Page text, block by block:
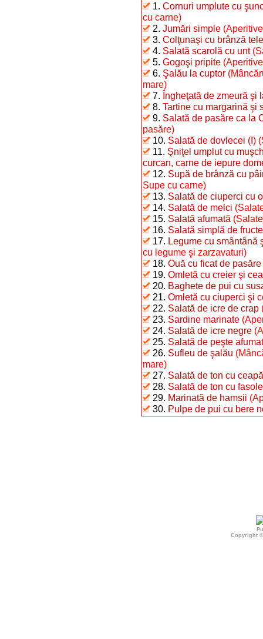
1. Cornuri umplute cu
cu carne)
2. Jumări simple
3. Colţunaşi cu brânză
4. Salată scarolă cu unt
5. Gogoşi pripite
6. Şalău la cuptor
mare)
7. Îngheţată de zmeură şi
8. Tartine cu margarină şi
9. Salată de pasăre ca la
pasăre)
10. Salată de dovlecei (I)
11. Şniţel umplut cu
curcan, carne de iepure
12. Supă de brânză cu
Supe cu carne)
13. Salată de ciuperci cu
14. Salată de melci
15. Salată afumată
16. Salată simplă de fructe
17. Legume cu smântână
cu legume şi zarzavaturi)
18. Ouă cu ficat de pasăre
19. Omletă cu creier şi
20. Baghete de pui cu
21. Omletă cu ciuperci şi
22. Salată de icre de crap
23. Sardine marinate
24. Salată de icre negre
25. Salată de peşte
26. Sufleu de şalău
mare)
27. Salată de ton cu ceapă
28. Salată de ton cu
29. Marinată de hamsii
30. Pulpe de pui cu bere
Copyright